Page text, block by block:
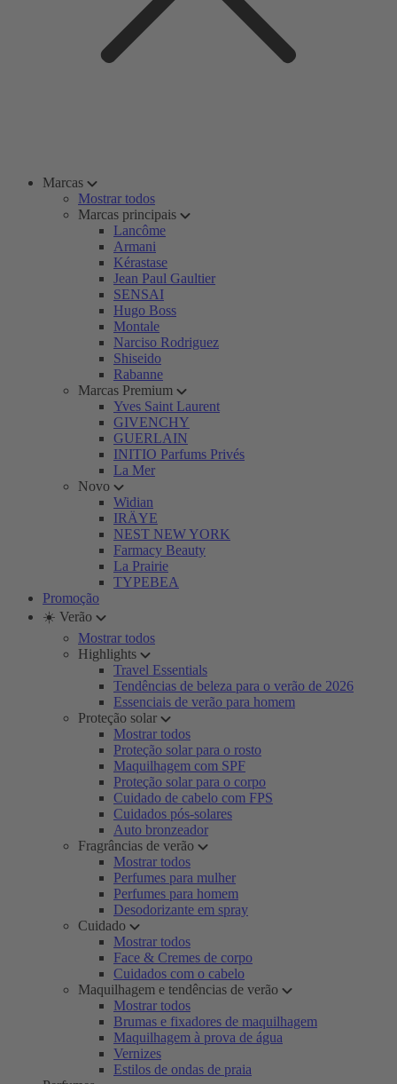
Marcas
Mostrar todos
Marcas principais
Lancôme
Armani
Kérastase
Jean Paul Gaultier
SENSAI
Hugo Boss
Montale
Narciso Rodriguez
Shiseido
Rabanne
Marcas Premium
Yves Saint Laurent
GIVENCHY
GUERLAIN
INITIO Parfums Privés
La Mer
Novo
Widian
IRÄYE
NEST NEW YORK
Farmacy Beauty
La Prairie
TYPEBEA
Promoção
☀️ Verão
Mostrar todos
Highlights
Travel Essentials
Tendências de beleza para o verão de 2026
Essenciais de verão para homem
Proteção solar
Mostrar todos
Proteção solar para o rosto
Maquilhagem com SPF
Proteção solar para o corpo
Cuidado de cabelo com FPS
Cuidados pós-solares
Auto bronzeador
Fragrâncias de verão
Mostrar todos
Perfumes para mulher
Perfumes para homem
Desodorizante em spray
Cuidado
Mostrar todos
Face & Cremes de corpo
Cuidados com o cabelo
Maquilhagem e tendências de verão
Mostrar todos
Brumas e fixadores de maquilhagem
Maquilhagem à prova de água
Vernizes
Estilos de ondas de praia